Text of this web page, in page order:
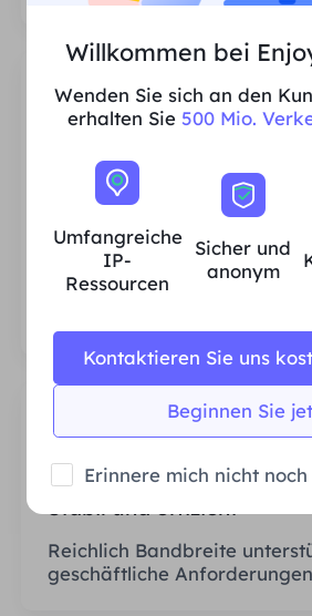
Umfangreiche IP-
Privathaushalte
Wir stellen sicher, dass
Ressourcen stabil und
wir sind ständig bestrebt,
Bedürfnissen jedes Kunden
werden.
Stabil und effizient
Reichlich Bandbreite
geschäftliche
Willkommen bei
Wenden Sie sich an den
erhalten Sie 500 Mio.
Umfangreiche
IP-
Ressourcen
Sicher und
anonym
Beginnen Sie
Kontaktieren Sie uns
Erinnere mich nicht